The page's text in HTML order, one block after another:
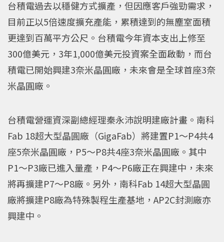
台積電過去以穩健方式擴產，但因應客戶強勁需求，
目前正以5倍速度擴充產能，累積達到的無塵室面積
更達到百萬平方公尺。台積電今年資本支出上修至
300億美元，3年1,000億美元投資案全面啟動，而台
積電已開始興建3奈米晶圓廠，未來會是全球首座3奈
米晶圓廠。
台積電營運資深副總經理秦永沛說明建廠計畫。南科
Fab 18超大型晶圓廠（GigaFab）將建置P1～P4共4
座5奈米晶圓廠，P5～P8共4座3奈米晶圓廠。其中
P1～P3廠已進入量產，P4～P6廠正在興建中，未來
將再擴建P7～P8廠。另外，南科Fab 14超大型晶圓
廠將擴建P8廠為特殊製程生產基地，AP2C封測廠亦
興建中。